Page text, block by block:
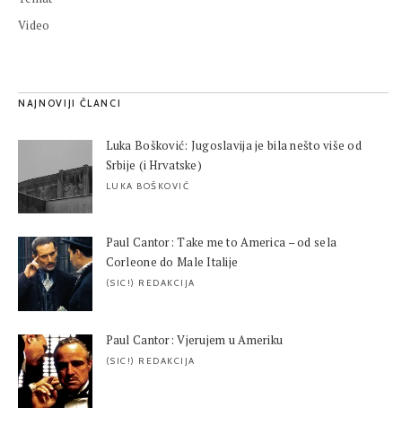
Video
NAJNOVIJI ČLANCI
Luka Bošković: Jugoslavija je bila nešto više od
Srbije (i Hrvatske)
LUKA BOŠKOVIĆ
Paul Cantor: Take me to America – od sela
Corleone do Male Italije
(SIC!) REDAKCIJA
Paul Cantor: Vjerujem u Ameriku
(SIC!) REDAKCIJA